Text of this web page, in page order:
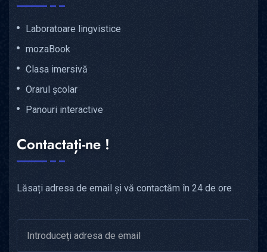
Laboratoare lingvistice
mozaBook
Clasa imersivă
Orarul școlar
Panouri interactive
Contactați-ne !
Lăsați adresa de email și vă contactăm în 24 de ore